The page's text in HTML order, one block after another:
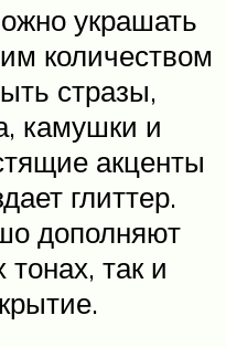
украшать
количеством
стразы,
камушки и
акценты
глиттер.
дополняют
так и